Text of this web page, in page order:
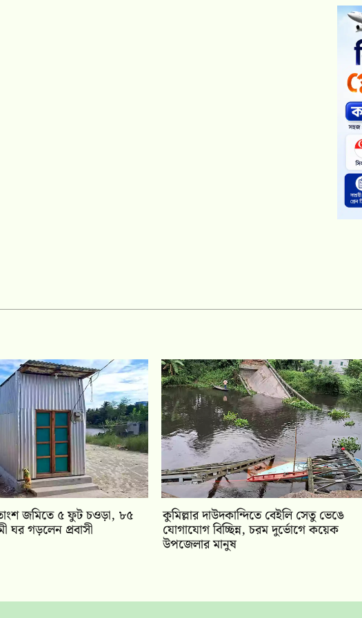
জমিতে ৫ ফুট চওড়া, ৮৫
ঘর গড়লেন প্রবাসী
কুমিল্লার দাউদকান্দিতে বেইলি সেতু ভেঙে
যোগাযোগ বিচ্ছিন্ন, চরম দুর্ভোগে কয়েক
উপজেলার মানুষ